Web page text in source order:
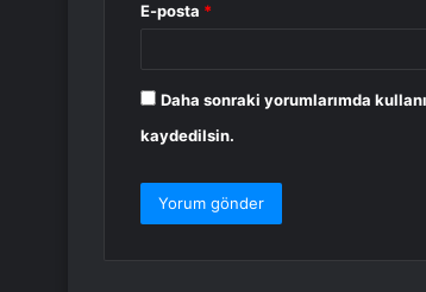
E-posta *
Daha sonraki yorumlarımda
kaydedilsin.